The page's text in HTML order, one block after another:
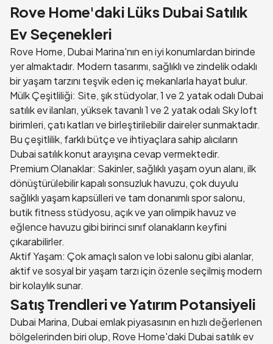
Rove Home'daki Lüks Dubai Satılık
Ev Seçenekleri
Rove Home, Dubai Marina'nın en iyi konumlardan birinde
yer almaktadır. Modern tasarımı, sağlıklı ve zindelik odaklı
bir yaşam tarzını teşvik eden iç mekanlarla hayat bulur.
Mülk Çeşitliliği: Site, şık stüdyolar, 1 ve 2 yatak odalı Dubai
satılık evilanları, yüksek tavanlı 1 ve 2 yatak odalı Sky loft
birimleri, çatı katları ve birleştirilebilir daireler sunmaktadır.
Bu çeşitlilik, farklı bütçe ve ihtiyaçlara sahip alıcıların
Dubai satılık konut arayışına cevap vermektedir.
Premium Olanaklar: Sakinler, sağlıklı yaşam oyun alanı, ilk
dönüştürülebilir kapalı sonsuzluk havuzu, çok duyulu
sağlıklı yaşam kapsülleri ve tam donanımlı spor salonu,
butik fitness stüdyosu, açık ve yarı olimpik havuz ve
eğlence havuzu gibi birinci sınıf olanakların keyfini
çıkarabilirler.
Aktif Yaşam: Çok amaçlı salon ve lobi salonu gibi alanlar,
aktif ve sosyal bir yaşam tarzı için özenle seçilmiş modern
bir kolaylık sunar.
Satış Trendleri ve Yatırım Potansiyeli
Dubai Marina, Dubai emlak piyasasının en hızlı değerlenen
bölgelerinden biri olup, Rove Home'daki Dubai satılık ev